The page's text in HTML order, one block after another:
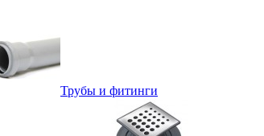
Трубы и фитинги